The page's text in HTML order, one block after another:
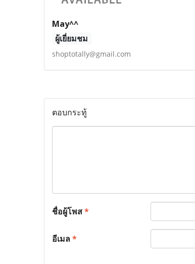
May^^
ผู้เยี่ยมชม
shoptotally@gmail.com
ตอบกระทู้
ชื่อผู้โพส*
อีเมล*